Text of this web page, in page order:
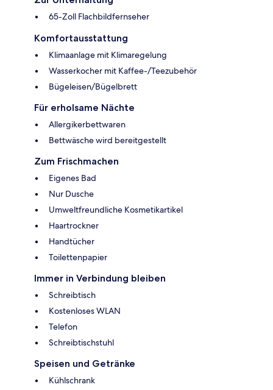
65-Zoll Flachbildfernseher
Komfortausstattung
Klimaanlage mit Klimaregelung
Wasserkocher mit Kaffee-/Teezubehör
Bügeleisen/Bügelbrett
Für erholsame Nächte
Allergikerbettwaren
Bettwäsche wird bereitgestellt
Zum Frischmachen
Eigenes Bad
Nur Dusche
Umweltfreundliche Kosmetikartikel
Haartrockner
Handtücher
Toilettenpapier
Immer in Verbindung bleiben
Schreibtisch
Kostenloses WLAN
Telefon
Schreibtischstuhl
Speisen und Getränke
Kühlschrank